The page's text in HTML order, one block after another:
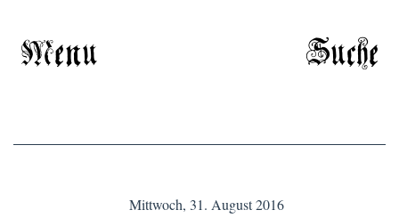
Menu Suche
Mittwoch, 31. August 2016